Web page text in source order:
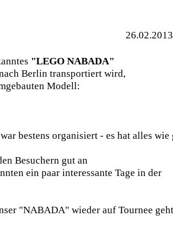
"LEGO NABADA"
Berlin transportiert wird,
Modell:
bestens organisiert - es hat alles wie
Besuchern gut an
ein paar interessante Tage in der
"NABADA" wieder auf Tournee